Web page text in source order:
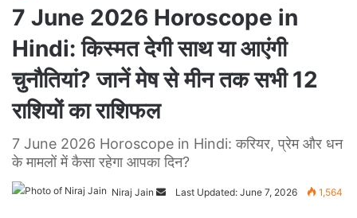
7 June 2026 Horoscope in
Hindi: किस्मत देगी साथ या आएंगी
चुनौतियां? जानें मेष से मीन तक सभी 12
राशियों का राशिफल
7 June 2026 Horoscope in Hindi: करियर, प्रेम और धन
के मामलों में कैसा रहेगा आपका दिन?
Niraj Jain
Send
Last Updated: June 7, 2026 1,564